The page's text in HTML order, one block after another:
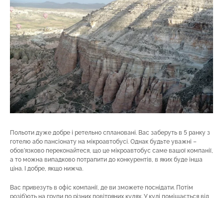
Польоти дуже добре і ретельно сплановані. Вас заберуть в 5 ранку з
готелю або пансіонату на мікроавтобусі. Однак будьте уважні –
обов’язково переконайтеся, що це мікроавтобус саме вашої компанії,
а то можна випадково потрапити до конкурентів, в яких буде інша
ціна. І добре, якщо нижча.
Вас привезуть в офіс компанії, де ви зможете поснідати. Потім
розіб’ють на групи по різних повітряних кулях. У кулі поміщається від